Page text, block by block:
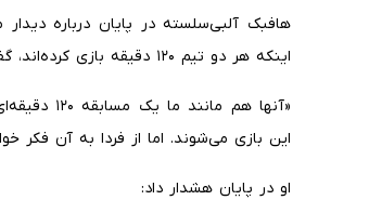
هافبک آلبی‌سلسته در پایان درباره
اینکه هر دو تیم ۱۲۰ دقیقه بازی کرده‌اند، گفت:
«آنها هم
این بازی می‌شوند. اما از فردا به آن فکر
او در پایان هشدار داد: